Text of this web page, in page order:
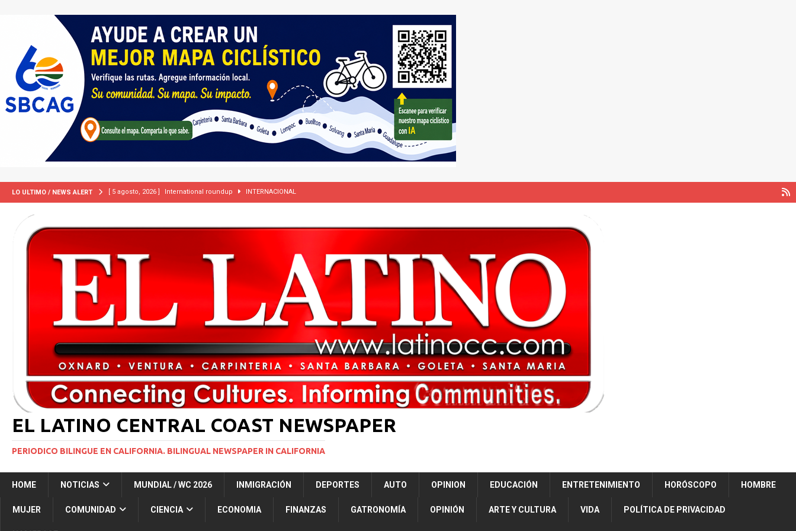
LO ULTIMO / NEWS ALERT [ 5 agosto, 2026 ] International roundup INTERNACIONAL
[ 2 julio, 2024 ] Colombia apaga el ‘efecto Vini’. Brasil 1 – Colombia 1 DEPORTE
Corte Suprema levanta suspensión a ley de Texas que permite a la policía detener a migrantes
INMIGRACIÓN
Potente tormenta invernal desatará la mayor nevada en lo que va del año en California NACIONALES
[ 6 agosto, 2026 ] Trump firma dos medidas ejecutivas para restringir la ciudadanía por nacimiento y el “turismo de parto”
[ 5 agosto, 2026 ] Resumen internacional INTERNACIONAL
EL LATINO CENTRAL COAST NEWSPAPER
PERIODICO BILINGUE EN CALIFORNIA. BILINGUAL NEWSPAPER IN CALIFORNIA
HOME NOTICIAS MUNDIAL / WC 2026 INMIGRACIÓN DEPORTES AUTO OPINION EDUCACIÓN ENTRETENIMIENTO HORÓSCOPO HOMBRE
MUJER COMUNIDAD CIENCIA ECONOMIA FINANZAS GATRONOMÍA OPINIÓN ARTE Y CULTURA VIDA POLÍTICA DE PRIVACIDAD